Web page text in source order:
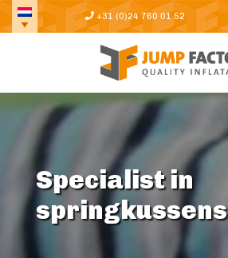
+31 (0)24 760 01 52
Specialist in
springkussens